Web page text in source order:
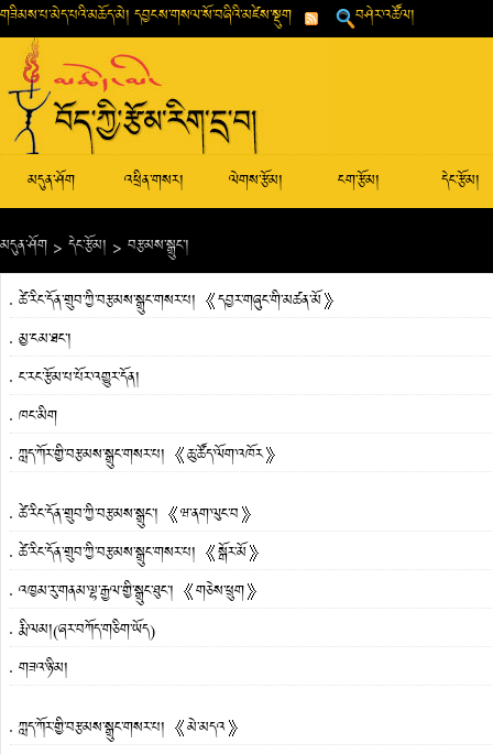
གཟིམས་པ་མེད་པའི་མཆོད་མེ། དབྱངས་གསལ་སོ་བཞིའི་མཛེས་སྡུག བཤེར་འཚོལ།
མདུན་ཤོག འཕྲིན་གསར། ལེགས་རྩོམ། ངག་རྩོམ། དེང་རྩོམ།
མདུན་ཤོག > དེང་རྩོམ། > བརྩམས་སྒྲུང་།
ཚེ་རིང་དོན་གྲུབ་ཀྱི་བརྩམས་སྒྲུང་གསར་པ། 《དབྱར་གཞུང་གི་མཚན་མོ》
མྱ་ངམ་ཐང་།
ང་རང་རྩོམ་པ་པོར་འགྱུར་དོན།
ཁང་མིག
ཀླད་ཀོར་གྱི་བརྩམས་སྒྲུང་གསར་པ། 《ཆུ་ཚོད་ལོག་འཁོར》
ཚེ་རིང་དོན་གྲུབ་ཀྱི་བརྩམས་སྒྲུང་། 《ཝ་ནག་ལུང་བ》
ཚེ་རིང་དོན་གྲུབ་ཀྱི་བརྩམས་སྒྲུང་གསར་པ། 《སྒོར་མོ》
འཁྱམ་རུ་གནམ་ལྷ་རྒྱལ་གྱི་སྒྲུང་ཐུང་། 《གཅེས་ཕྲུག》
རྨི་ལམ།(ཞར་བཀོད་གཅིག་ཡོད)
གཟའ་ཉི་མ།
ཀླད་ཀོར་གྱི་བརྩམས་སྒྲུང་གསར་པ། 《མེ་མདའ》